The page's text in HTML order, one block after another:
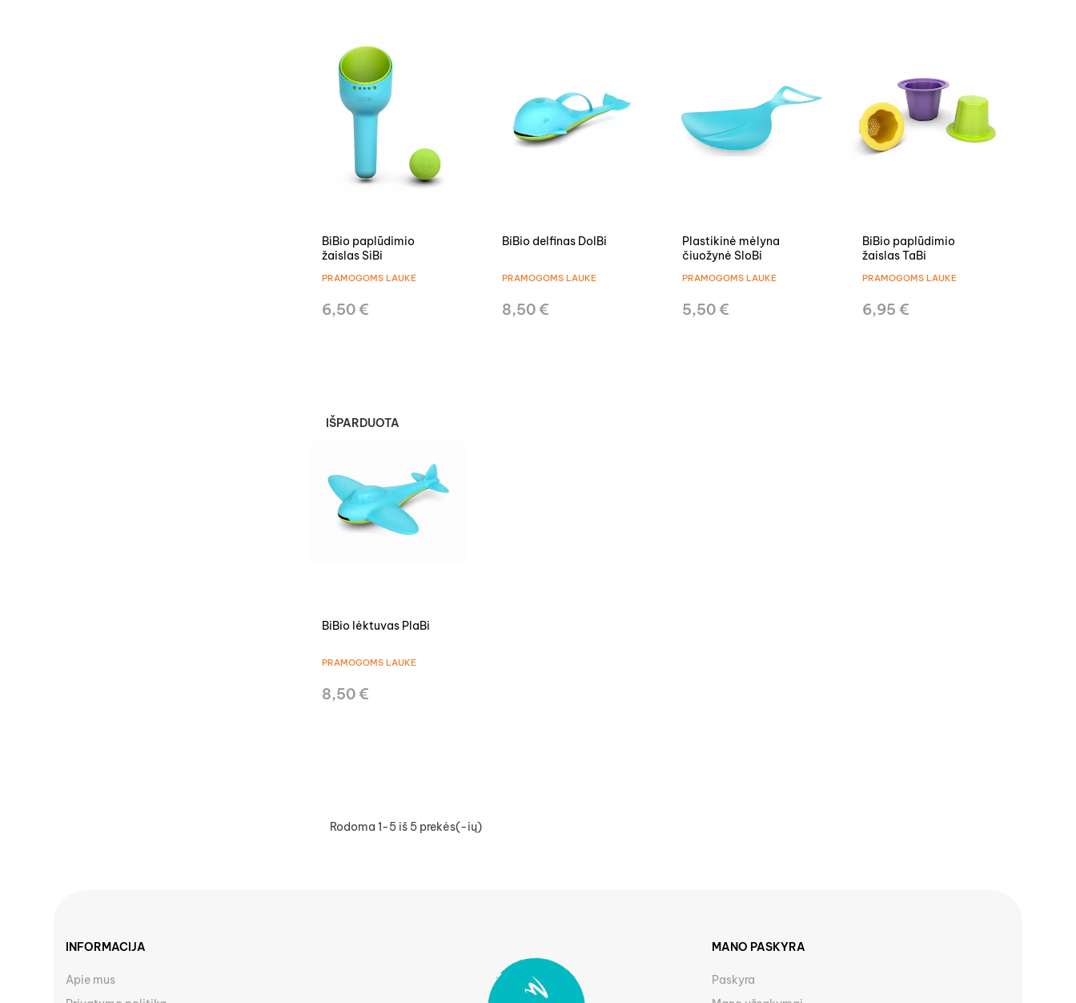
BiBio paplūdimio
žaislas SiBi
PRAMOGOMS LAUKE
6,50 €
BiBio delfinas DolBi
PRAMOGOMS LAUKE
8,50 €
Plastikinė mėlyna
čiuožynė SloBi
PRAMOGOMS LAUKE
5,50 €
BiBio paplūdimio
žaislas TaBi
PRAMOGOMS LAUKE
6,95 €
IŠPARDUOTA
BiBio lėktuvas PlaBi
PRAMOGOMS LAUKE
8,50 €
Rodoma 1-5 iš 5 prekės(-ių)
INFORMACIJA
Apie mus
MANO PASKYRA
Paskyra